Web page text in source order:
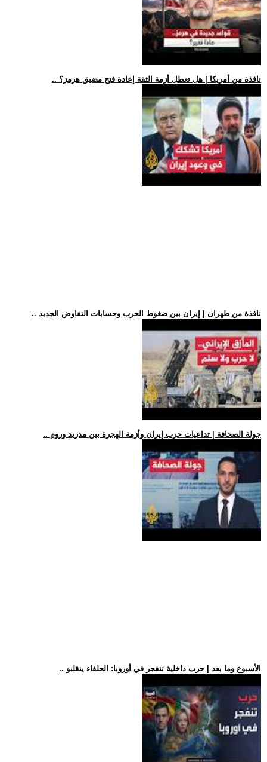
.. نافذة من أمريكا | هل تعطل أزمة الثقة إعادة فتح مضيق هرمز؟
.. نافذة من طهران | إيران بين ضغوط الحرب وحسابات التفاوض الجديد
.. جولة الصحافة | تداعيات حرب إيران وأزمة الهجرة بين مدريد وروم
.. الأسبوع وما بعد | حرب داخلية تنفجر في أوروبا: الحلفاء ينقلبو